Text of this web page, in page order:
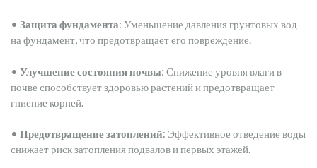
• Защита фундамента: Уменьшение давления грунтовых вод
на фундамент, что предотвращает его повреждение.
• Улучшение состояния почвы: Снижение уровня влаги в
почве способствует здоровью растений и предотвращает
гниение корней.
• Предотвращение затоплений: Эффективное отведение воды
снижает риск затопления подвалов и первых этажей.